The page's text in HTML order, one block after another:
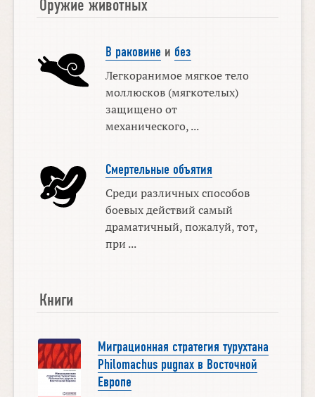
Оружие животных
В раковине и без
Легкоранимое мягкое тело
моллюсков (мягкотелых)
защищено от
механического, ...
Смертельные объятия
Среди различных способов
боевых действий самый
драматичный, пожалуй, тот,
при ...
Книги
Миграционная стратегия турухтана
Philomachus pugnax в Восточной
Европе